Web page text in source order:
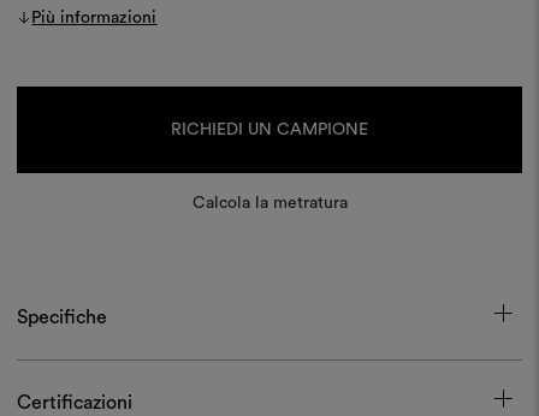
Più informazioni
RICHIEDI UN CAMPIONE
Calcola la metratura
Specifiche
Certificazioni